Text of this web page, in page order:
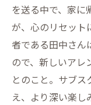
を送る中で、家に
が、心のリセット
者である田中さん
ので、新しいアレ
とのこと。サブ
え、より深い楽